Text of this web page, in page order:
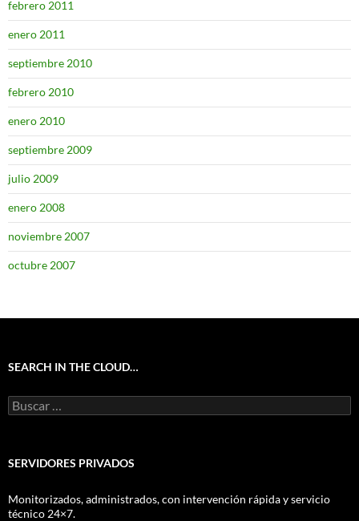
febrero 2011
enero 2011
septiembre 2010
febrero 2010
enero 2010
septiembre 2009
julio 2009
enero 2008
noviembre 2007
octubre 2007
SEARCH IN THE CLOUD…
Buscar:
SERVIDORES PRIVADOS
Monitorizados, administrados, con intervención rápida y servicio
técnico 24×7.